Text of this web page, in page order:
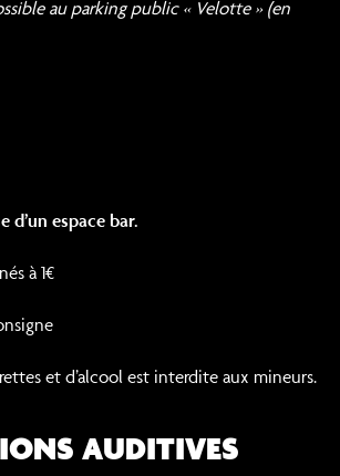
au parking public « Velotte » (en
d’un espace bar.
à 1€
et d’alcool est interdite aux mineurs.
AUDITIVES